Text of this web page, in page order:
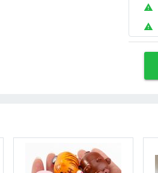
warning
warning